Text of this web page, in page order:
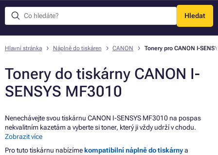
Hledat
Menu
Hlavní stránka Náplně do tiskáren CANON Tonery pro CANON I-
Tonery do tiskárny CANON I-
SENSYS MF3010
Nenechávejte svou tiskárnu CANON I-SENSYS MF3010 na pospas
nekvalitním kazetám a vyberte si toner, který ji vždy udrží v chodu.
Zobrazit více
Pro tuto tiskárnu nabízíme kompatibilní náplně do tiskárnya